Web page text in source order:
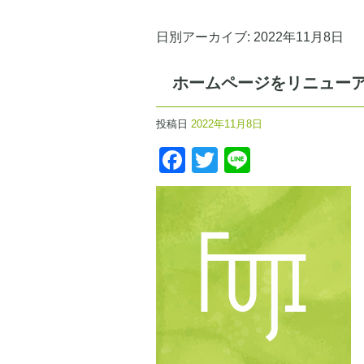
日別アーカイブ: 2022年11月8日
ホームページをリニュー
投稿日 2022年11月8日
Facebook
Twitter